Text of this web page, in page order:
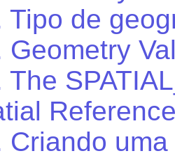
Tipo de
Geometry
The
Criando